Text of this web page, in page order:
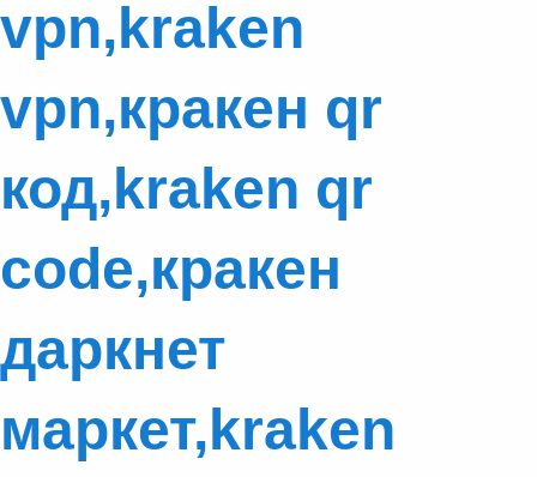
vpn,kraken
vpn,кракен qr
код,kraken qr
code,кракен
даркнет
маркет,kraken